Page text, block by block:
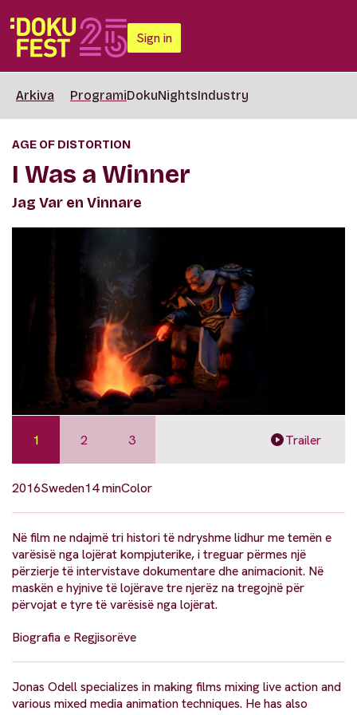
Sign in
Arkiva ProgramiDokuNightsIndustry
AGE OF DISTORTION
I Was a Winner
Jag Var en Vinnare
1 2 3 Trailer
2016Sweden14 minColor
Në film ne ndajmë tri histori të ndryshme lidhur me temën e
varësisë nga lojërat kompjuterike, i treguar përmes një
përzierje të intervistave dokumentare dhe animacionit. Në
maskën e hyjnive të lojërave tre njerëz na tregojnë për
përvojat e tyre të varësisë nga lojërat.
Biografia e Regjisorëve
Jonas Odell specializes in making films mixing live action and
various mixed media animation techniques. He has also